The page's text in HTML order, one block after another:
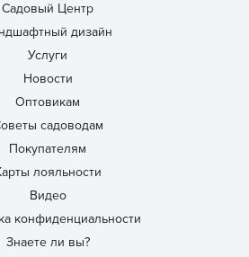
Садовый Центр
дизайн
Услуги
Новости
Оптовикам
садоводам
Покупателям
лояльности
Видео
конфиденциальности
Знаете ли вы?